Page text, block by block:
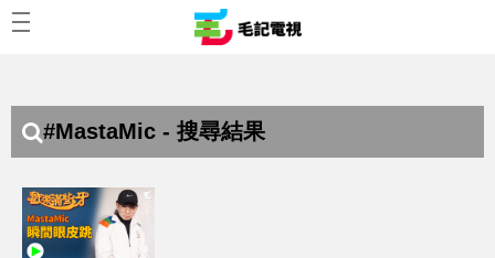
#MastaMic - 搜尋結果